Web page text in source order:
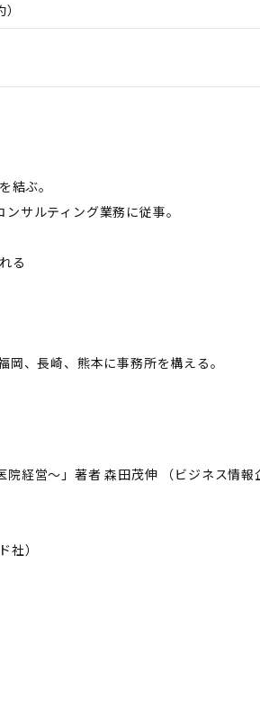
ぶ。
サルティング業務に従事。
る
、長崎、熊本に事務所を構える。
経営～」著者 森田茂伸 （ビジネス情報
）